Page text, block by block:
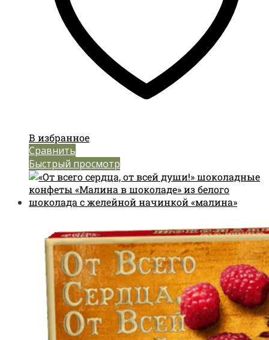
В избранное
Сравнить
Быстрый просмотр